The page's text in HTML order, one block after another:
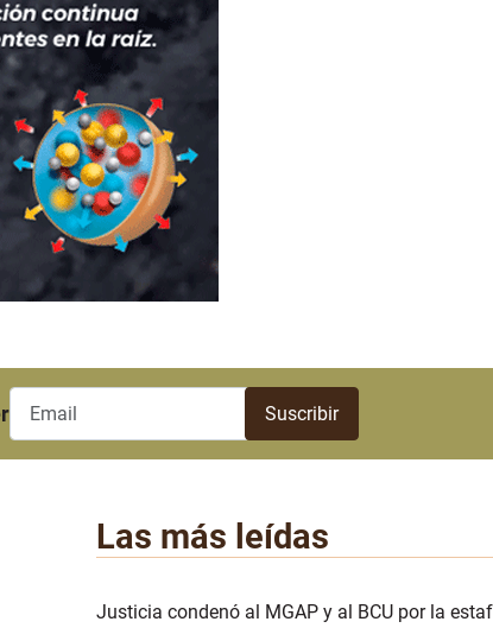
Las más leídas
Justicia condenó al MGAP y al BCU por la